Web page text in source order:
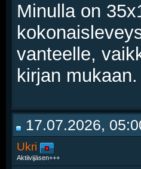
Minulla on
vanteelle,
kirjan mukaan.
17.07.2026,
Ukri
Aktiivijäsen+++